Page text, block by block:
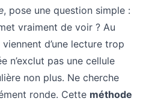
, pose une question simple :
vraiment de voir ? Au
d’une lecture trop
n’exclut pas une cellule
non plus. Ne cherche
ronde. Cette méthode